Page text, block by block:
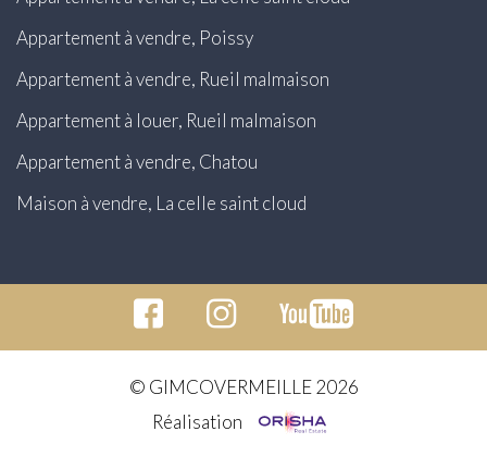
Appartement à vendre, Poissy
Appartement à vendre, Rueil malmaison
Appartement à louer, Rueil malmaison
Appartement à vendre, Chatou
Maison à vendre, La celle saint cloud
© GIMCOVERMEILLE 2026
Réalisation